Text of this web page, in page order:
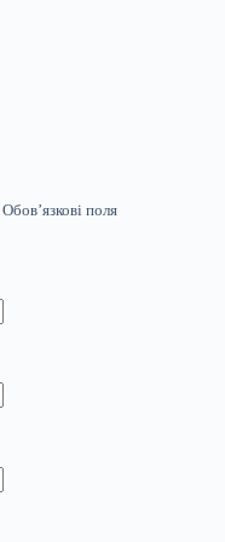
Обов’язкові поля